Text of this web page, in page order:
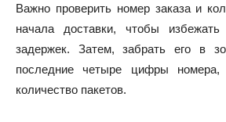
Важно проверить номер заказа и
начала доставки, чтобы
задержек. Затем, забрать его в
последние четыре цифры
количество пакетов.